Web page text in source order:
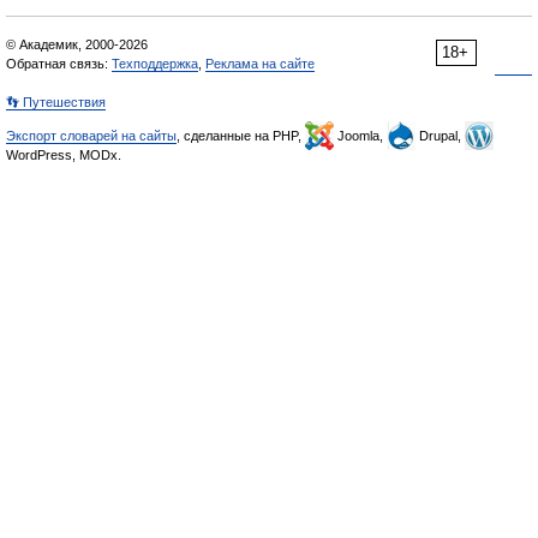
18+
© Академик, 2000-2026
Обратная связь: Техподдержка Реклама на сайте
👣 Путешествия
Экспорт словарей на сайты , сделанные на PHP, Joomla,
Drupal,
WordPress, MODx.